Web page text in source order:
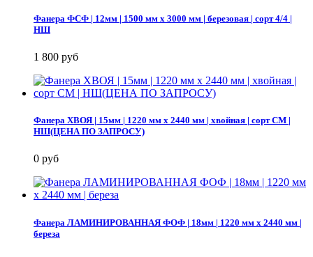
Фанера ФСФ | 12мм | 1500 мм х 3000 мм | березовая | сорт 4/4 |
НШ
1 800 руб
Фанера ХВОЯ | 15мм | 1220 мм х 2440 мм | хвойная | сорт СМ |
НШ(ЦЕНА ПО ЗАПРОСУ)
0 руб
Фанера ЛАМИНИРОВАННАЯ ФОФ | 18мм | 1220 мм х 2440 мм |
береза